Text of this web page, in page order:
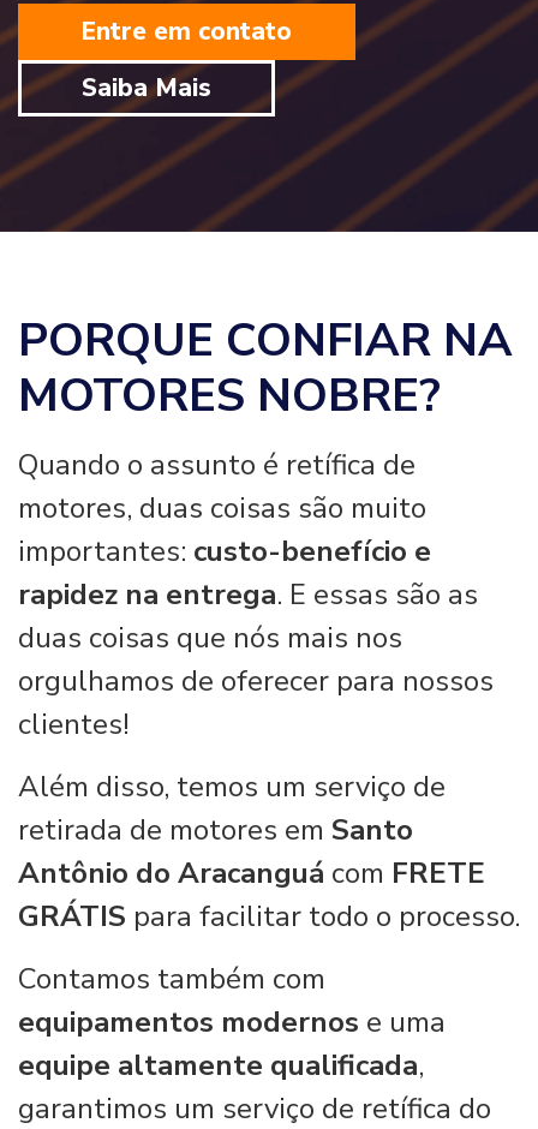
Entre em contato
Saiba Mais
PORQUE CONFIAR NA
MOTORES NOBRE?
Quando o assunto é retífica de
motores, duas coisas são muito
importantes: custo-benefício e
rapidez na entrega. E essas são as
duas coisas que nós mais nos
orgulhamos de oferecer para nossos
clientes!
Além disso, temos um serviço de
retirada de motores em Santo
Antônio do Aracanguá com FRETE
GRÁTIS para facilitar todo o processo.
Contamos também com
equipamentos modernos e uma
equipe altamente qualificada,
garantimos um serviço de retífica do